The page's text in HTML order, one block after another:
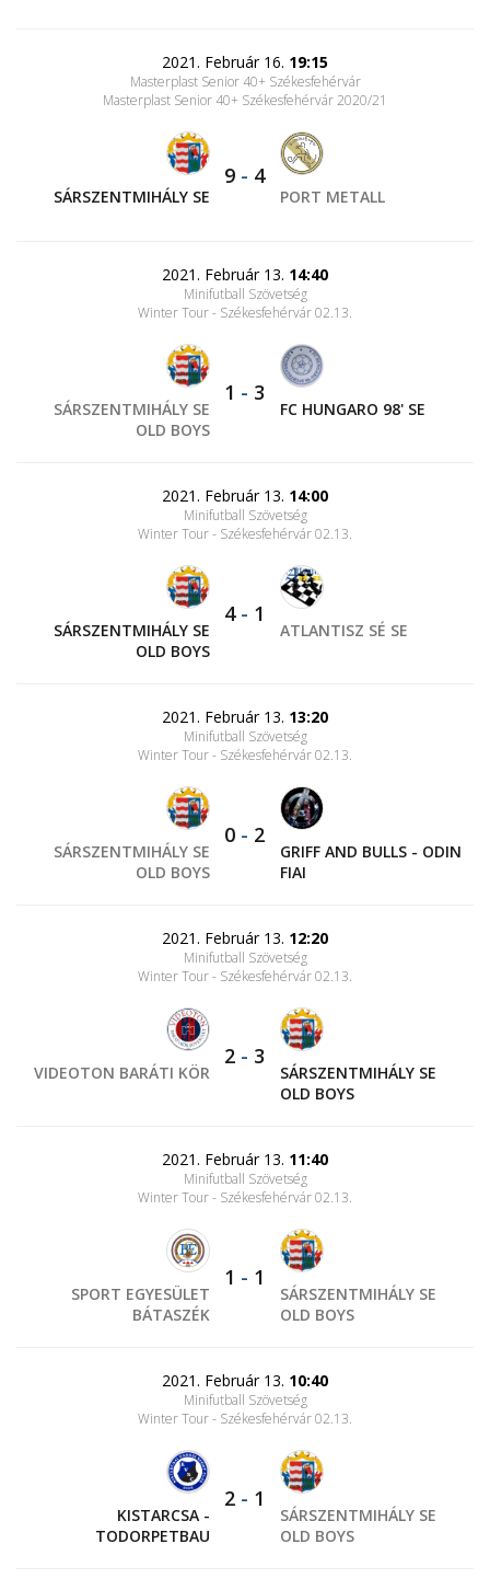
2021. Február 16. 19:15
Masterplast Senior 40+ Székesfehérvár
Masterplast Senior 40+ Székesfehérvár 2020/21
SÁRSZENTMIHÁLY SE
9 - 4
PORT METALL
2021. Február 13. 14:40
Minifutball Szövetség
Winter Tour - Székesfehérvár 02.13.
SÁRSZENTMIHÁLY SE
OLD BOYS
1 - 3
FC HUNGARO 98' SE
2021. Február 13. 14:00
Minifutball Szövetség
Winter Tour - Székesfehérvár 02.13.
SÁRSZENTMIHÁLY SE
OLD BOYS
4- 1
ATLANTISZ SÉ SE
2021. Február 13. 13:20
Minifutball Szövetség
Winter Tour - Székesfehérvár 02.13.
SÁRSZENTMIHÁLY SE
OLD BOYS
0 - 2
GRIFF AND BULLS - ODIN
FIAI
2021. Február 13. 12:20
Minifutball Szövetség
Winter Tour - Székesfehérvár 02.13.
VIDEOTON BARÁTI KÖR
2 - 3
SÁRSZENTMIHÁLY SE
OLD BOYS
2021. Február 13. 11:40
Minifutball Szövetség
Winter Tour - Székesfehérvár 02.13.
SPORT EGYESÜLET
BÁTASZÉK
1 - 1
SÁRSZENTMIHÁLY SE
OLD BOYS
2021. Február 13. 10:40
Minifutball Szövetség
Winter Tour - Székesfehérvár 02.13.
KISTARCSA -
TODORPETBAU
2 - 1
SÁRSZENTMIHÁLY SE
OLD BOYS